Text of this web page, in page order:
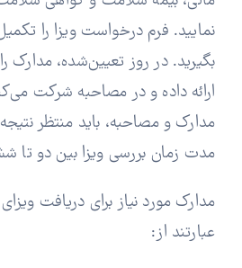
نمایید. فرم درخواست ویزا را
بگیرید. در روز تعیین‌شده، مدارک
ارائه داده و در مصاحبه شرکت
مدارک و مصاحبه، باید منتظر
مدت زمان بررسی ویزا بین دو
مدارک مورد نیاز برای دریافت
عبارتند از: